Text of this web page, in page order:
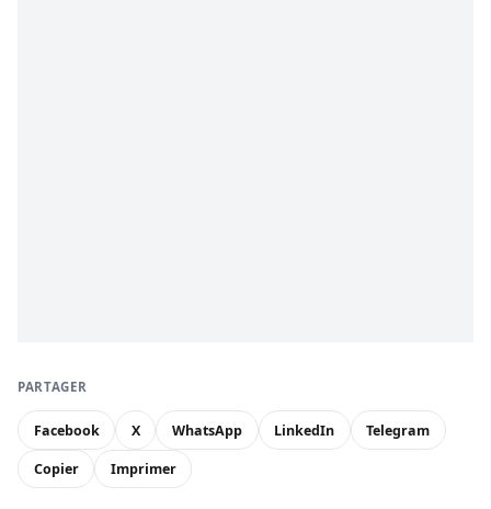
PARTAGER
Facebook X WhatsApp LinkedIn Telegram
Copier Imprimer